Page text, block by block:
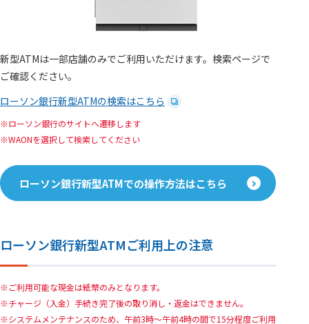
新型ATMは一部店舗のみでご利用いただけます。検索ページで
ご確認ください。
ローソン銀行新型ATMの検索はこちら
ローソン銀行のサイトへ遷移します
WAONを選択して検索してください
ローソン銀行新型ATMでの操作方法はこちら
ローソン銀行新型ATMご利用上の注意
ご利用可能な現金は紙幣のみとなります。
チャージ（入金）手続き完了後の取り消し・返金はできません。
システムメンテナンスのため、午前3時～午前4時の間で15分程度ご利用